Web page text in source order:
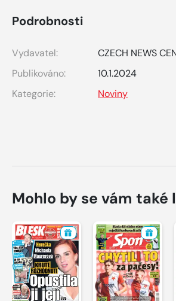
Podrobnosti
Vydavatel:
CZECH NEWS
Publikováno:
10.1.2024
Kategorie:
Noviny
Mohlo by se vám také